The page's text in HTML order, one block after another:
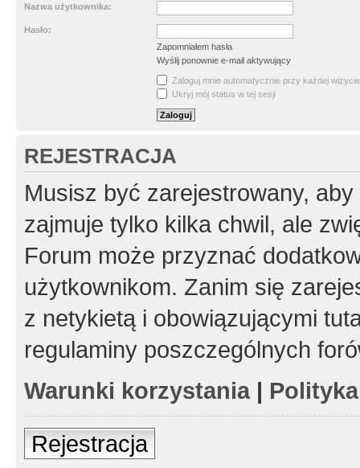
Nazwa użytkownika:
Hasło:
Zapomniałem hasła
Wyślij ponownie e-mail aktywujący
Zaloguj mnie automatycznie przy każdej wizycie
Ukryj mój status w tej sesji
REJESTRACJA
Musisz być zarejestrowany,
zajmuje tylko kilka chwil, ale
Forum może przyznać
użytkownikom. Zanim się
z netykietą i obowiązującymi
regulaminy poszczególnych
Warunki korzystania|
Rejestracja